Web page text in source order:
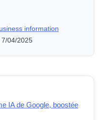
information
04/2025
IA de Google, boostée